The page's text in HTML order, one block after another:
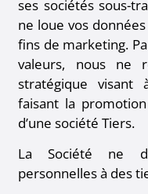
ses sociétés sous-
ne loue vos
fins de marketing.
valeurs, nous ne
stratégique visant
faisant la
d’une société Tiers.
La Société ne
personnelles à des